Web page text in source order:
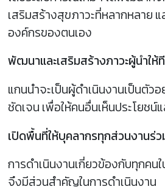
เสริมสร้างสุขภาวะที่หลากหลาย แ
องค์กรของตนเอง
พัฒนาและเสริมสร้างภาวะผู้นำให้
แกนนำจะเป็นผู้ดำเนินงานเป็นตัว
ชัดเจน เพื่อให้คนอื่นเห็นประโยชน์
เปิดพื้นที่ให้บุคลากรทุกส่วนงานร่ว
การดำเนินงานเกี่ยวข้องกับทุกค
จึงมีส่วนสำคัญในการดำเนินงาน